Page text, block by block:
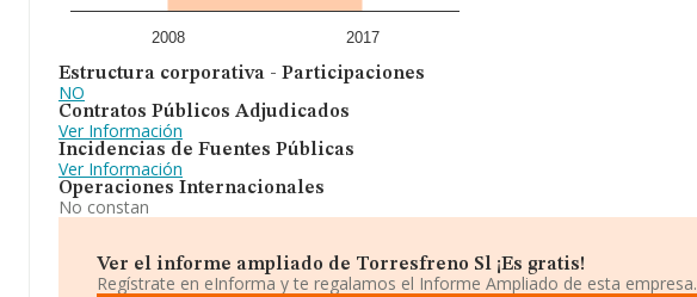
2008 2017
Estructura corporativa - Participaciones
NO
Contratos Públicos Adjudicados
Ver Información
Incidencias de Fuentes Públicas
Ver Información
Operaciones Internacionales
No constan
Ver el informe ampliado de Torresfreno Sl ¡Es gratis!
Regístrate en eInforma y te regalamos el Informe Ampliado de esta empresa.